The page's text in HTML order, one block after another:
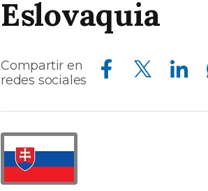
Eslovaquia
Compartir en
redes sociales
Compartir en Facebook Compartir en Twitter Compartir en Linkedin